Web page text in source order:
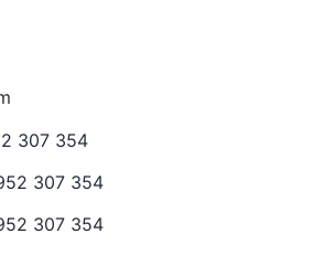
307 354
307 354
307 354